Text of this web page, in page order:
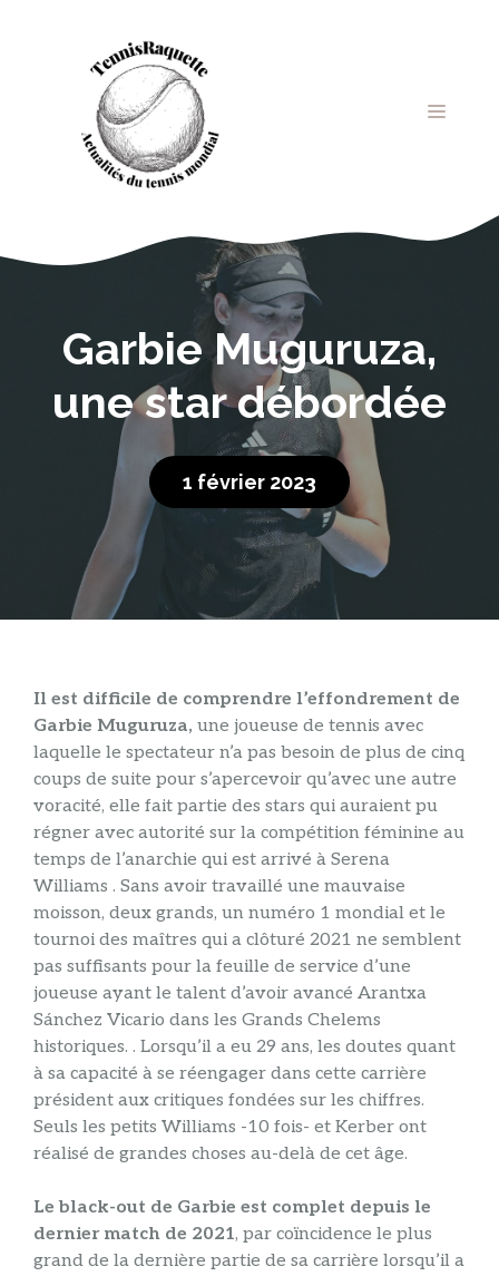
MENU
Garbie Muguruza,
une star débordée
1 février 2023
Il est difficile de comprendre l’effondrement de
Garbie Muguruza, une joueuse de tennis avec
laquelle le spectateur n’a pas besoin de plus de cinq
coups de suite pour s’apercevoir qu’avec une autre
voracité, elle fait partie des stars qui auraient pu
régner avec autorité sur la compétition féminine au
temps de l’anarchie qui est arrivé à Serena
Williams . Sans avoir travaillé une mauvaise
moisson, deux grands, un numéro 1 mondial et le
tournoi des maîtres qui a clôturé 2021 ne semblent
pas suffisants pour la feuille de service d’une
joueuse ayant le talent d’avoir avancé Arantxa
Sánchez Vicario dans les Grands Chelems
historiques. . Lorsqu’il a eu 29 ans, les doutes quant
à sa capacité à se réengager dans cette carrière
président aux critiques fondées sur les chiffres.
Seuls les petits Williams -10 fois- et Kerber ont
réalisé de grandes choses au-delà de cet âge.
Le black-out de Garbie est complet depuis le
dernier match de 2021, par coïncidence le plus
grand de la dernière partie de sa carrière lorsqu’il a